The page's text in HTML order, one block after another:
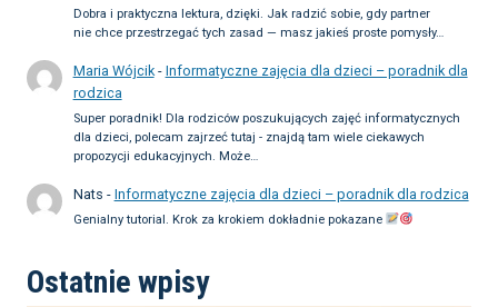
Dobra i praktyczna lektura, dzięki. Jak radzić sobie, gdy partner
nie chce przestrzegać tych zasad — masz jakieś proste pomysły…
Maria Wójcik- Informatyczne zajęcia dla dzieci – poradnik dla
rodzica
Super poradnik! Dla rodziców poszukujących zajęć informatycznych
dla dzieci, polecam zajrzeć tutaj - znajdą tam wiele ciekawych
propozycji edukacyjnych. Może…
Nats - Informatyczne zajęcia dla dzieci – poradnik dla rodzica
Genialny tutorial. Krok za krokiem dokładnie pokazane
Ostatnie wpisy